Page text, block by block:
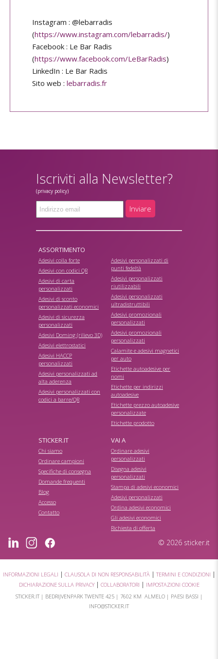
Instagram : @lebarradis
(https://www.instagram.com/lebarradis/)
Facebook : Le Bar Radis
(https://www.facebook.com/LeBarRadis)
LinkedIn : Le Bar Radis
Sito web : lebarradis.fr
Iscriviti alla Newsletter?
(privacy policy)
Inviare
ASSORTIMENTO
Adesivi colla forte
Adesivi con codici QR
Adesivi di carta
personalizzati
Adesivi di sconto
personalizzati economici
Adesivi di sicurezza
personalizzati
Adesivi Doming (rilievo 3D)
Adesivi elettrostatici
Adesivi HACCP
personalizzati
Adesivi personalizzati ad
alta aderenza
Adesivi personalizzati con
codici a barre/QR
Adesivi personalizzati di
punti fedeltà
Adesivi personalizzati
riutilizzabili
Adesivi personalizzati
ultradistruttibili
Adesivi promozionali
personalizzati
Adesivi promozionali
personalizzati
Calamite e adesivi magnetici
per auto
Etichette autoadesive per
nomi
Etichette per indirizzi
autoadesive
Etichette prezzo autoadesive
personalizzate
Etichette prodotto
STICKER.IT
Chi siamo
Ordinare campioni
Specifiche di consegna
Domande frequenti
Blog
Accesso
Contatto
VAI A
Ordinare adesivi
personalizzati
Disegna adesivi
personalizzati
Stampa di adesivi economici
Adesivi personalizzati
Ordina adesivi economici
Gli adesivi economici
Richiesta di offerta
© 2026 sticker.it
INFORMAZIONI LEGALI | CLAUSOLA DI NON RESPONSABILITÀ|TERMINI E CONDIZIONI |
DICHIARAZIONE SULLA PRIVACY| COLLABORATORI | IMPOSTAZIONI COOKIE
STICKER.IT | BEDRIJVENPARK TWENTE 425| 7602 KM ALMELO| PAESI BASSI |
INFO@STICKER.IT